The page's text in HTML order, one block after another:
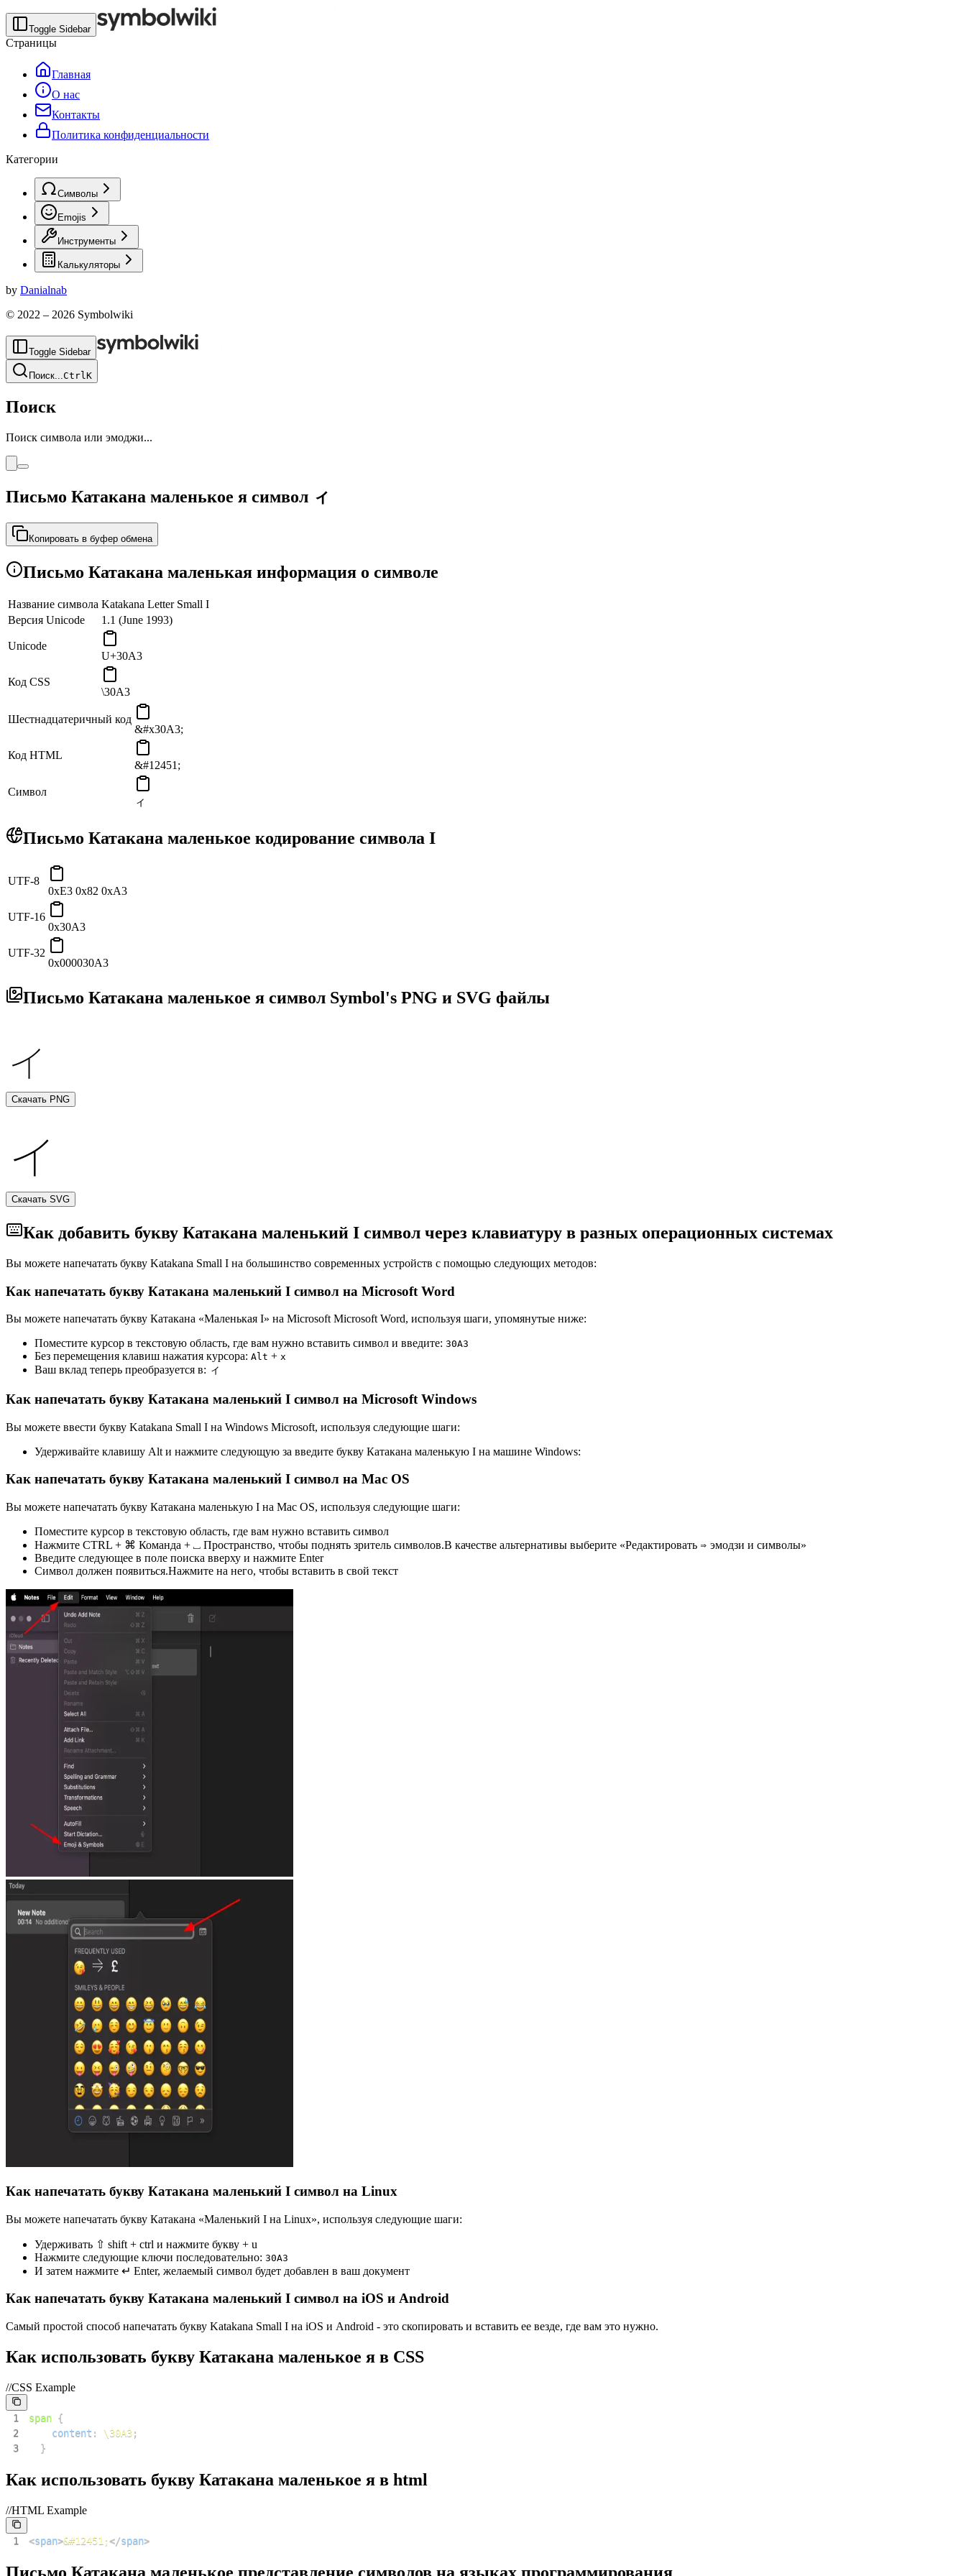
Toggle Sidebar
Страницы
Главная
О нас
Контакты
Политика конфиденциальности
Категории
Символы
Emojis
Инструменты
Калькуляторы
by Danialnab
© 2022 – 2026 Symbolwiki
Toggle Sidebar
Поиск...CtrlK
Поиск
Поиск символа или эмоджи...
Письмо Катакана маленькое я символ ィ
Копировать в буфер обмена
Письмо Катакана маленькая информация о символе
Название символа Katakana Letter Small I
Версия Unicode
1.1 (June 1993)
Unicode
U+30A3
Код CSS
\30A3
Шестнадцатеричный код
&#x30A3;
Код HTML
&#12451;
Символ
ィ
Письмо Катакана маленькое кодирование символа I
UTF-8
0xE3 0x82 0xA3
UTF-16
0x30A3
UTF-32
0x000030A3
Письмо Катакана маленькое я символ Symbol's PNG и SVG файлы
Скачать PNG
Скачать SVG
Как добавить букву Катакана маленький I символ через клавиатуру в разных операционных системах
Вы можете напечатать букву Katakana Small I на большинство современных устройств с помощью следующих методов:
Как напечатать букву Катакана маленький I символ на Microsoft Word
Вы можете напечатать букву Катакана «Маленькая I» на Microsoft Microsoft Word, используя шаги, упомянутые ниже:
Поместите курсор в текстовую область, где вам нужно вставить символ и введите: 30A3
Без перемещения клавиш нажатия курсора: Alt + x
Ваш вклад теперь преобразуется в: ィ
Как напечатать букву Катакана маленький I символ на Microsoft Windows
Вы можете ввести букву Katakana Small I на Windows Microsoft, используя следующие шаги:
Удерживайте клавишу Alt и нажмите следующую за введите букву Катакана маленькую I на машине Windows:
Как напечатать букву Катакана маленький I символ на Mac OS
Вы можете напечатать букву Катакана маленькую I на Mac OS, используя следующие шаги:
Поместите курсор в текстовую область, где вам нужно вставить символ
Нажмите CTRL + ⌘ Команда + ⎵ Пространство, чтобы поднять зритель символов.В качестве альтернативы выберите «Редактировать ⇒ эмодзи и символы»
Введите следующее в поле поиска вверху и нажмите Enter
Символ должен появиться.Нажмите на него, чтобы вставить в свой текст
Как напечатать букву Катакана маленький I символ на Linux
Вы можете напечатать букву Катакана «Маленький I на Linux», используя следующие шаги:
Удерживать ⇧ shift + ctrl и нажмите букву + u
Нажмите следующие ключи последовательно: 30A3
И затем нажмите ↵ Enter, желаемый символ будет добавлен в ваш документ
Как напечатать букву Катакана маленький I символ на iOS и Android
Самый простой способ напечатать букву Katakana Small I на iOS и Android - это скопировать и вставить ее везде, где вам это нужно.
Как использовать букву Катакана маленькое я в CSS
//CSS Example
1 span {
2
content : \30A3;
3
}
Как использовать букву Катакана маленькое я в html
//HTML Example
1 <span>&#12451;</span>
Письмо Катакана маленькое представление символов на языках программирования